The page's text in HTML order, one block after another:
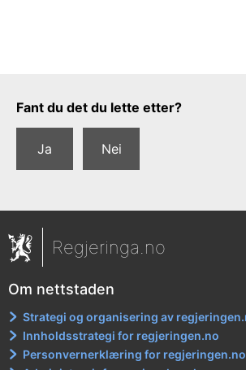
Tilbakemeldingsskjema
Fant du det du lette etter?
Ja Nei
Regjeringa.no
Om nettstaden
Strategi og organisering av
Innholdsstrategi for regjeringen.no
Personvernerklæring for regjeringen.no